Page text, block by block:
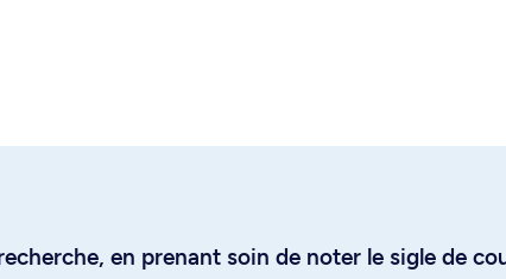
en prenant soin de noter le sigle de